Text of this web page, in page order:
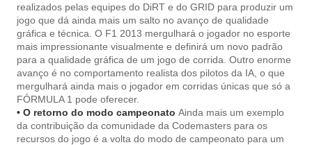
realizados pelas equipes do DiRT e do GRID para produzir um
jogo que dá ainda mais um salto no avanço de qualidade
gráfica e técnica. O F1 2013 mergulhará o jogador no esporte
mais impressionante visualmente e definirá um novo padrão
para a qualidade gráfica de um jogo de corrida. Outro enorme
avanço é no comportamento realista dos pilotos da IA, o que
mergulhará ainda mais o jogador em corridas únicas que só a
FÓRMULA 1 pode oferecer.
• O retorno do modo campeonato Ainda mais um exemplo
da contribuição da comunidade da Codemasters para os
recursos do jogo é a volta do modo de campeonato para um